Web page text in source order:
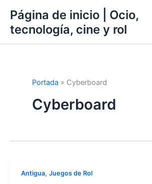
contenido
Página de inicio | Ocio,
tecnología, cine y rol
Portada » Cyberboard
Cyberboard
Antigua, Juegos de Rol